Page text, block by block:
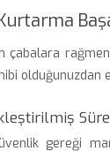
çabalara rağmen
olduğunuzdan
gereği